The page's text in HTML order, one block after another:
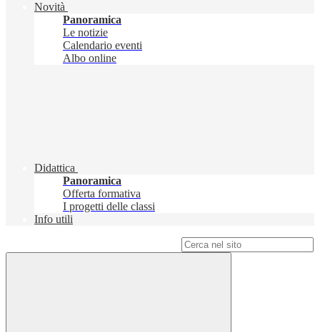
Novità
Panoramica
Le notizie
Calendario eventi
Albo online
Didattica
Panoramica
Offerta formativa
I progetti delle classi
Info utili